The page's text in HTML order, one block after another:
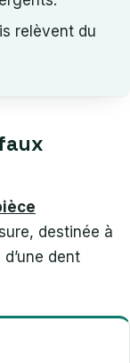
relèvent du
destinée à
dent